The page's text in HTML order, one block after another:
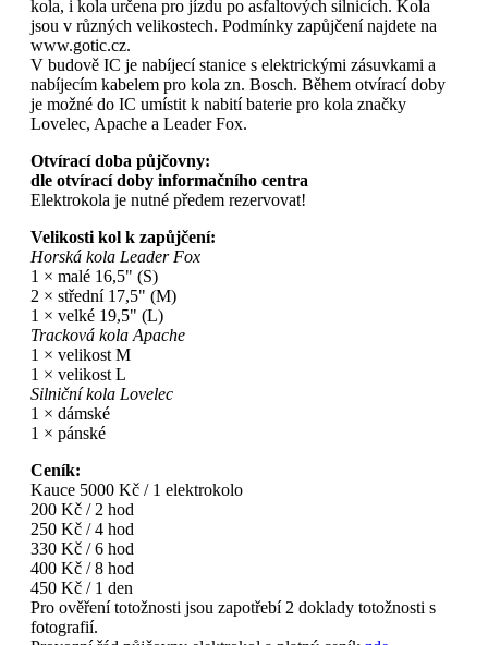
kola, i kola určena pro jízdu po asfaltových silnicích. Kola
jsou v různých velikostech. Podmínky zapůjčení najdete na
www.gotic.cz.
V budově IC je nabíjecí stanice s elektrickými zásuvkami a
nabíjecím kabelem pro kola zn. Bosch. Během otvírací doby
je možné do IC umístit k nabití baterie pro kola značky
Lovelec, Apache a Leader Fox.
Otvírací doba půjčovny:
dle otvírací doby informačního centra
Elektrokola je nutné předem rezervovat!
Velikosti kol k zapůjčení:
Horská kola Leader Fox
1 × malé 16,5" (S)
2 × střední 17,5" (M)
1 × velké 19,5" (L)
Tracková kola Apache
1 × velikost M
1 × velikost L
Silniční kola Lovelec
1 × dámské
1 × pánské
Ceník:
Kauce 5000 Kč / 1 elektrokolo
200 Kč / 2 hod
250 Kč / 4 hod
330 Kč / 6 hod
400 Kč / 8 hod
450 Kč / 1 den
Pro ověření totožnosti jsou zapotřebí 2 doklady totožnosti s
fotografií.